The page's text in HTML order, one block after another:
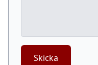
Skicka